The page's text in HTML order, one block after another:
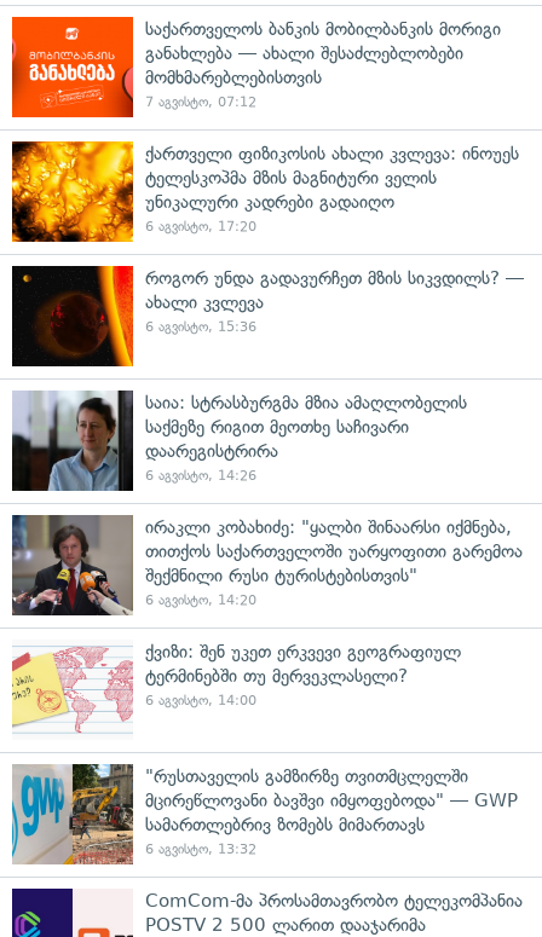
საქართველოს ბანკის მობილბანკის მორიგი
განახლება — ახალი შესაძლებლობები
მომხმარებლებისთვის
7 აგვისტო, 07:12
ქართველი ფიზიკოსის ახალი კვლევა: ინოუეს
ტელესკოპმა მზის მაგნიტური ველის
უნიკალური კადრები გადაიღო
6 აგვისტო, 17:20
როგორ უნდა გადავურჩეთ მზის სიკვდილს? —
ახალი კვლევა
6 აგვისტო, 15:36
საია: სტრასბურგმა მზია ამაღლობელის
საქმეზე რიგით მეოთხე საჩივარი
დაარეგისტრირა
6 აგვისტო, 14:26
ირაკლი კობახიძე: "ყალბი შინაარსი იქმნება,
თითქოს საქართველოში უარყოფითი გარემოა
შექმნილი რუსი ტურისტებისთვის"
6 აგვისტო, 14:20
ქვიზი: შენ უკეთ ერკვევი გეოგრაფიულ
ტერმინებში თუ მერვეკლასელი?
6 აგვისტო, 14:00
"რუსთაველის გამზირზე თვითმცლელში
მცირეწლოვანი ბავშვი იმყოფებოდა" — GWP
სამართლებრივ ზომებს მიმართავს
6 აგვისტო, 13:32
ComCom-მა პროსამთავრობო ტელეკომპანია
POSTV 2 500 ლარით დააჯარიმა